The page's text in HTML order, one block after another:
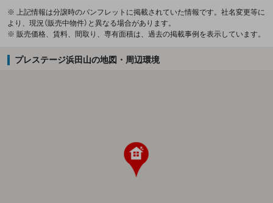
※ 上記情報は分譲時のパンフレットに掲載されていた情報です。社名変更等に
より、現況（販売中物件）と異なる場合があります。
※ 販売価格、賃料、間取り、専有面積は、過去の掲載事例を表示しています。
プレステージ浜田山の地図・周辺環境